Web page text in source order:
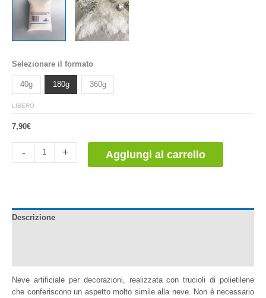
Selezionare il formato
40g 180g 360g
LIBERO
7,90€
-
Snow
quantità
+ Aggiungi al carrello
Descrizione
Neve artificiale per decorazioni, realizzata con trucioli di polietilene
che conferiscono un aspetto molto simile alla neve. Non è necessario